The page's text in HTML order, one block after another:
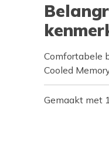
Comfortabele
Cooled
Gemaakt met